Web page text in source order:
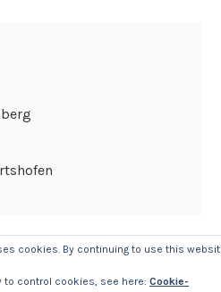
cookies. By continuing to use this
to control cookies, see here: Cookie-